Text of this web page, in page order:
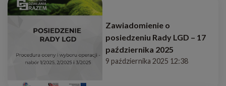
Zawiadomienie o
posiedzeniu Rady LGD – 17
października 2025
9 października 2025 12:38